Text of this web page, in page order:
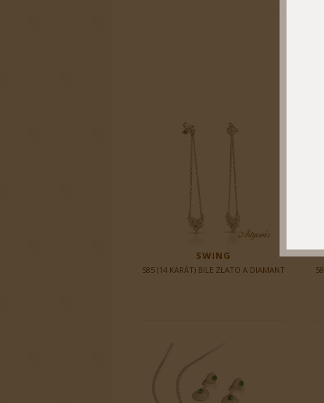
SWING
585 (14 KARÁT) BILE ZLATO A DIAMANT